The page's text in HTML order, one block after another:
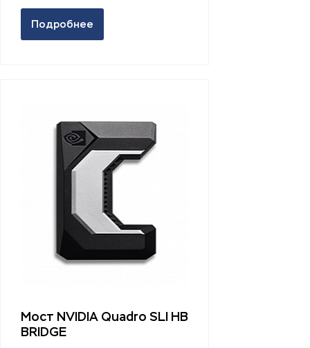
Подробнее
Мост NVIDIA Quadro SLI HB
BRIDGE